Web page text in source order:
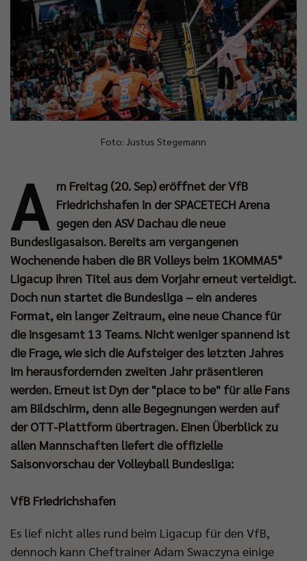
Foto: Justus Stegemann
A m Freitag (20. Sep) eröffnet der VfB
Friedrichshafen in der SPACETECH Arena
gegen den ASV Dachau die neue
Bundesligasaison. Bereits am vergangenen
Wochenende haben die BR Volleys beim 1KOMMA5°
Ligacup ihren Titel aus dem Vorjahr erneut verteidigt.
Doch nun startet die Bundesliga – ein anderes
Format, ein langer Zeitraum, eine neue Chance für
die insgesamt 13 Teams. Nicht weniger spannend ist
die Frage, wie sich die Aufsteiger des letzten Jahres
im herausfordernden zweiten Jahr präsentieren
werden. Erneut ist Dyn der "place to be" für alle Fans
am Bildschirm, denn alle Begegnungen werden auf
der OTT-Plattform übertragen. Einen Überblick zu
allen Mannschaften liefert die offizielle
Saisonvorschau der Volleyball Bundesliga:
VfB Friedrichshafen
Es lief nicht alles rund beim Ligacup für den VfB,
dennoch kann Cheftrainer Adam Swaczyna einige